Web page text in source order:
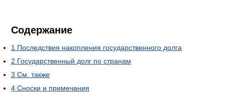
Содержание
1 Последствия накопления государственного долга
2 Государственный долг по странам
3 См. также
4 Сноски и примечания